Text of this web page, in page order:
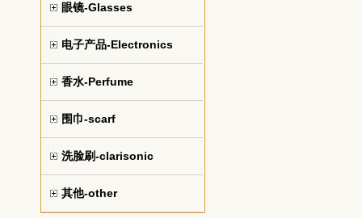
眼镜-Glasses
电子产品-Electronics
香水-Perfume
围巾-scarf
洗脸刷-clarisonic
其他-other